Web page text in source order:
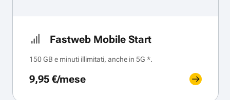
Fastweb Mobile Start
150 GB e minuti illimitati, anche in 5G *.
9,95 €/mese